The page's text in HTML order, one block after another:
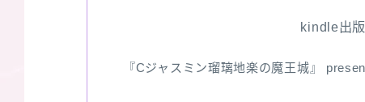
kindle出
『Cジャスミン瑠璃地楽の魔王城』